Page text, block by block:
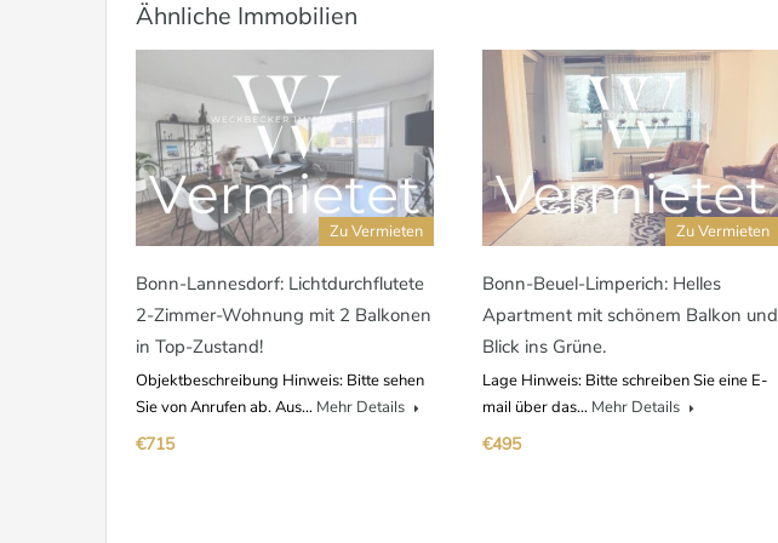
Ähnliche Immobilien
Zu Vermieten
Bonn-Lannesdorf: Lichtdurchflutete
2-Zimmer-Wohnung mit 2 Balkonen
in Top-Zustand!
Objektbeschreibung Hinweis: Bitte sehen
Sie von Anrufen ab. Aus… Mehr Details
€715
Zu Vermieten
Bonn-Beuel-Limperich: Helles
Apartment mit schönem Balkon und
Blick ins Grüne.
Lage Hinweis: Bitte schreiben Sie eine E-
mail über das… Mehr Details
€495